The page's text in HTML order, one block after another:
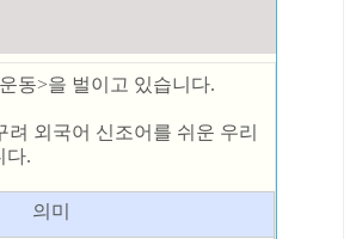
동>을 벌이고 있습니다.
외국어 신조어를 쉬운 우리
다.
의미